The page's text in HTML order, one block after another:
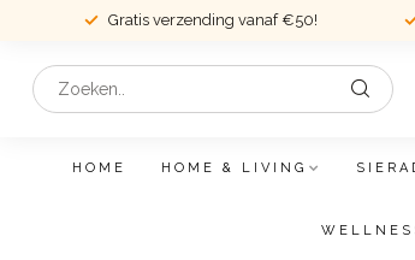
Gratis verzending vanaf €50!
HOME HOME & LIVING